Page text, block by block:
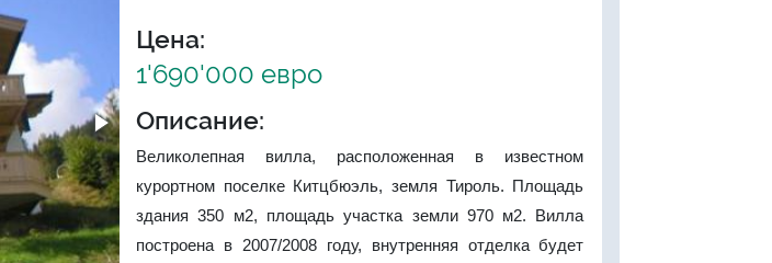
Цена:
1'690'000 евро
Описание:
Великолепная вилла, расположенная в известном
курортном поселке Китцбюэль, земля Тироль. Площадь
здания 350 м2, площадь участка земли 970 м2. Вилла
построена в 2007/2008 году, внутренняя отделка будет